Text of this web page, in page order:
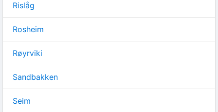
Rislåg
Rosheim
Røyrviki
Sandbakken
Seim